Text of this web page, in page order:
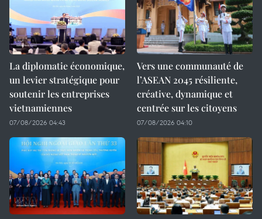
La diplomatie économique,
un levier stratégique pour
soutenir les entreprises
vietnamiennes
07/08/2026 04:43
Vers une communauté de
l’ASEAN 2045 résiliente,
créative, dynamique et
centrée sur les citoyens
07/08/2026 04:10